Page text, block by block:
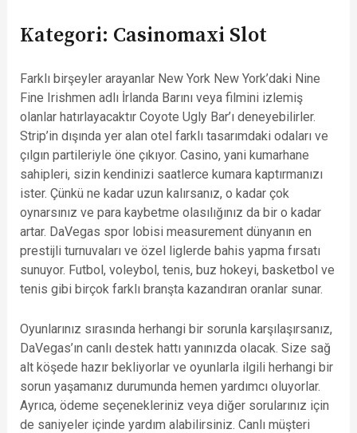
Kategori: Casinomaxi Slot
Farklı birşeyler arayanlar New York New York’daki Nine
Fine Irishmen adlı İrlanda Barını veya filmini izlemiş
olanlar hatırlayacaktır Coyote Ugly Bar’ı deneyebilirler.
Strip’in dışında yer alan otel farklı tasarımdaki odaları ve
çılgın partileriyle öne çıkıyor. Casino, yani kumarhane
sahipleri, sizin kendinizi saatlerce kumara kaptırmanızı
ister. Çünkü ne kadar uzun kalırsanız, o kadar çok
oynarsınız ve para kaybetme olasılığınız da bir o kadar
artar. DaVegas spor lobisi measurement dünyanın en
prestijli turnuvaları ve özel liglerde bahis yapma fırsatı
sunuyor. Futbol, voleybol, tenis, buz hokeyi, basketbol ve
tenis gibi birçok farklı branşta kazandıran oranlar sunar.
Oyunlarınız sırasında herhangi bir sorunla karşılaşırsanız,
DaVegas’ın canlı destek hattı yanınızda olacak. Size sağ
alt köşede hazır bekliyorlar ve oyunlarla ilgili herhangi bir
sorun yaşamanız durumunda hemen yardımcı oluyorlar.
Ayrıca, ödeme seçenekleriniz veya diğer sorularınız için
de saniyeler içinde yardım alabilirsiniz. Canlı müşteri